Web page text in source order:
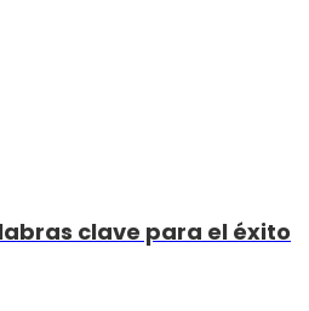
clave para el éxito